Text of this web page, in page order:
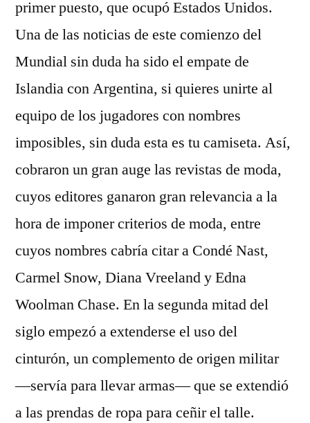
primer puesto, que ocupó Estados Unidos.
Una de las noticias de este comienzo del
Mundial sin duda ha sido el empate de
Islandia con Argentina, si quieres unirte al
equipo de los jugadores con nombres
imposibles, sin duda esta es tu camiseta. Así,
cobraron un gran auge las revistas de moda,
cuyos editores ganaron gran relevancia a la
hora de imponer criterios de moda, entre
cuyos nombres cabría citar a Condé Nast,
Carmel Snow, Diana Vreeland y Edna
Woolman Chase. En la segunda mitad del
siglo empezó a extenderse el uso del
cinturón, un complemento de origen militar
—servía para llevar armas— que se extendió
a las prendas de ropa para ceñir el talle.